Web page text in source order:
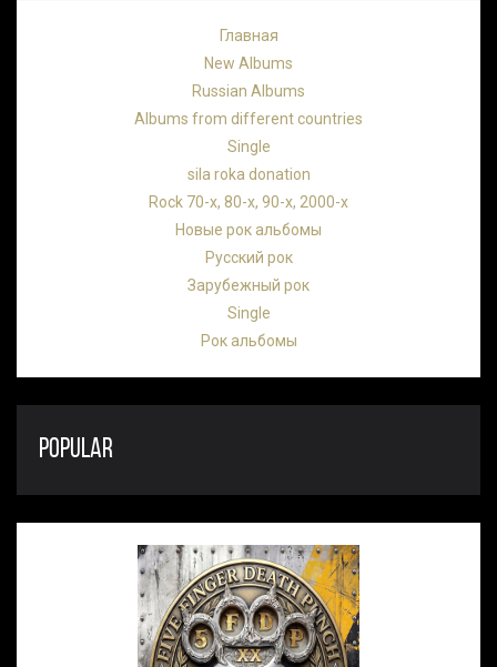
Главная
New Albums
Russian Albums
Albums from different countries
Single
sila roka donation
Rock 70-х, 80-х, 90-х, 2000-х
Новые рок альбомы
Русский рок
Зарубежный рок
Single
Рок альбомы
POPULAR